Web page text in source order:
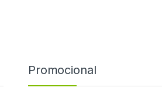
Promocional